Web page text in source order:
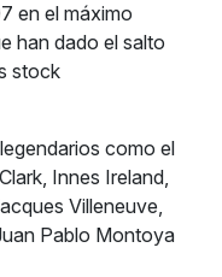
en el máximo
han dado el salto
stock
como el
Innes Ireland,
Villeneuve,
Pablo Montoya